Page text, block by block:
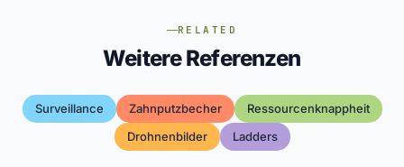
RELATED
Weitere Referenzen
Surveillance Zahnputzbecher
Ressourcenknappheit
Drohnenbilder
Ladders